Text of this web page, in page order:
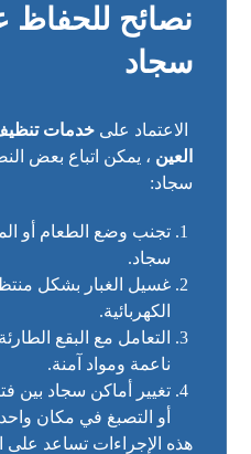
نصائح للحفاظ
سجاد
الاعتماد علىخدمات
العين ، يمكن اتباع بعض
سجاد:
تجنب وضع الطعام أو
سجاد.
غسيل الغبار بشكل
الكهربائية.
التعامل مع البقع
ناعمة ومواد آمنة.
تغيير أماكن سجاد بين
أو التصبغ في مكان
هذه الإجراءات تساعد